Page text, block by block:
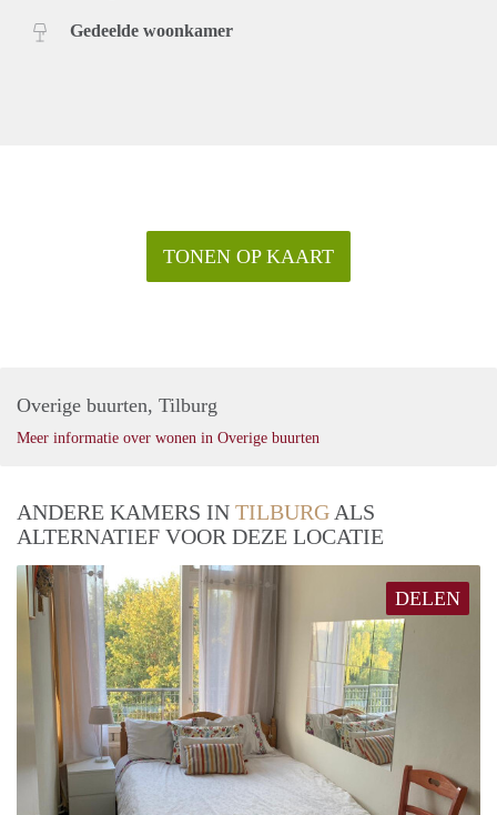
Gedeelde woonkamer
TONEN OP KAART
Overige buurten, Tilburg
Meer informatie over wonen in Overige buurten
ANDERE KAMERS IN TILBURG ALS
ALTERNATIEF VOOR DEZE LOCATIE
DELEN